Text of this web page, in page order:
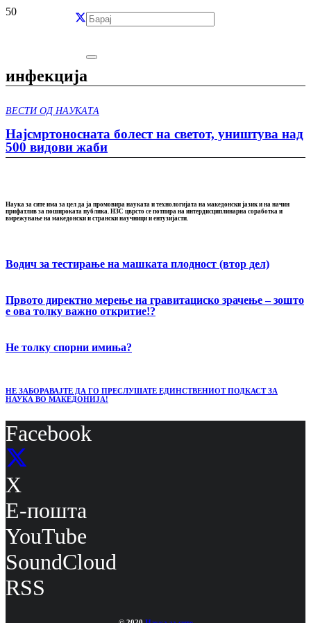
инфекција
ВЕСТИ ОД НАУКАТА
Најсмртоносната болест на светот, уништува над
500 видови жаби
Наука за сите има за цел да ја промовира науката и технологијата на македонски јазик и на начин
прифатлив за пошироката публика. НЗС цврсто се потпира на интердисциплинарна соработка и
вмрежување на македонски и странски научници и ентузијасти.
Водич за тестирање на машката плодност (втор дел)
Првото директно мерење на гравитациcко зрачење – зошто
е ова толку важно откритие!?
Не толку спорни имиња?
НЕ ЗАБОРАВАЈТЕ ДА ГО ПРЕСЛУШАТЕ ЕДИНСТВЕНИОТ ПОДКАСТ ЗА
НАУКА ВО МАКЕДОНИЈА!
Facebook
X
Е-пошта
YouTube
SoundCloud
RSS